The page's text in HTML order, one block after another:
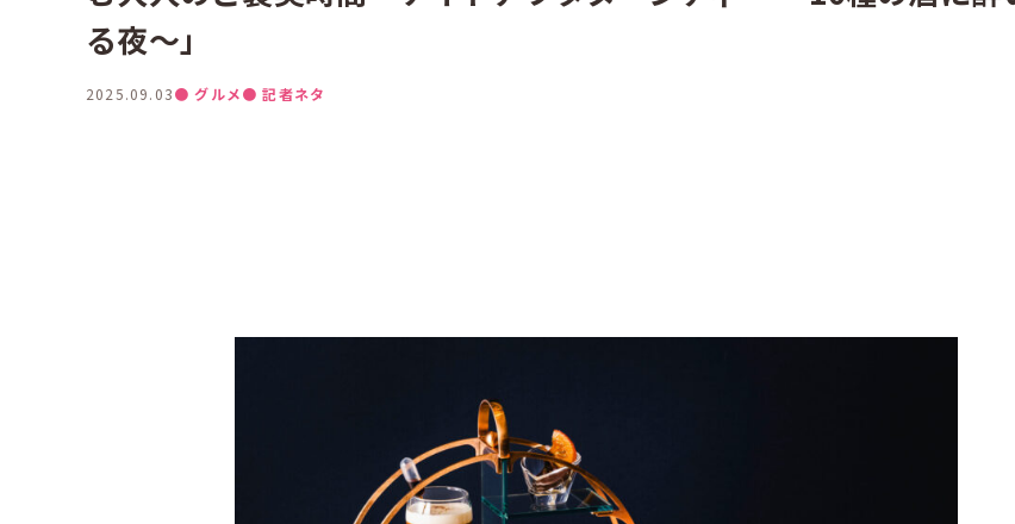
る夜～」
2025.09.03● グルメ● 記者ネタ